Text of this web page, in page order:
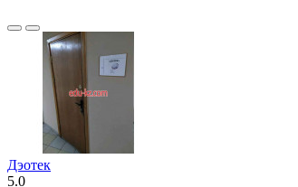
Дэотек
5.0